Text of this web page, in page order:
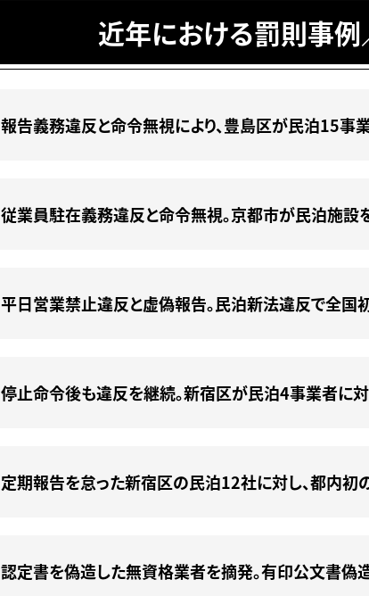
近年における罰則事例
報告義務違反と命令無視により、豊島区が民泊15事
従業員駐在義務違反と命令無視。京都市が民泊施設
平日営業禁止違反と虚偽報告。民泊新法違反で全国
停止命令後も違反を継続。新宿区が民泊4事業者に
定期報告を怠った新宿区の民泊12社に対し、都内初
認定書を偽造した無資格業者を摘発。有印公文書偽